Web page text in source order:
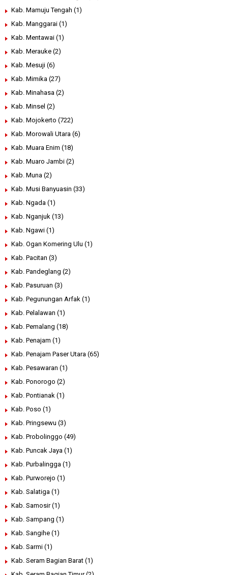
Kab. Mamuju Tengah (1)
Kab. Manggarai (1)
Kab. Mentawai (1)
Kab. Merauke (2)
Kab. Mesuji (6)
Kab. Mimika (27)
Kab. Minahasa (2)
Kab. Minsel (2)
Kab. Mojokerto (722)
Kab. Morowali Utara (6)
Kab. Muara Enim (18)
Kab. Muaro Jambi (2)
Kab. Muna (2)
Kab. Musi Banyuasin (33)
Kab. Ngada (1)
Kab. Nganjuk (13)
Kab. Ngawi (1)
Kab. Ogan Komering Ulu (1)
Kab. Pacitan (3)
Kab. Pandeglang (2)
Kab. Pasuruan (3)
Kab. Pegunungan Arfak (1)
Kab. Pelalawan (1)
Kab. Pemalang (18)
Kab. Penajam (1)
Kab. Penajam Paser Utara (65)
Kab. Pesawaran (1)
Kab. Ponorogo (2)
Kab. Pontianak (1)
Kab. Poso (1)
Kab. Pringsewu (3)
Kab. Probolinggo (49)
Kab. Puncak Jaya (1)
Kab. Purbalingga (1)
Kab. Purworejo (1)
Kab. Salatiga (1)
Kab. Samosir (1)
Kab. Sampang (1)
Kab. Sangihe (1)
Kab. Sarmi (1)
Kab. Seram Bagian Barat (1)